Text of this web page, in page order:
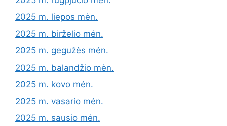
2025 m. liepos mėn.
2025 m. birželio mėn.
2025 m. gegužės mėn.
2025 m. balandžio mėn.
2025 m. kovo mėn.
2025 m. vasario mėn.
2025 m. sausio mėn.